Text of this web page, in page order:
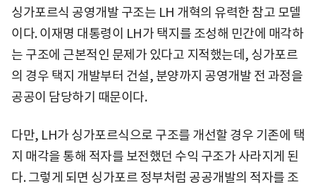
싱가포르식 공영개발 구조는 LH 개혁의 유력한 참고 모델
이다. 이재명 대통령이 LH가 택지를 조성해 민간에 매각하
는 구조에 근본적인 문제가 있다고 지적했는데, 싱가포르
의 경우 택지 개발부터 건설, 분양까지 공영개발 전 과정을
공공이 담당하기 때문이다.
다만, LH가 싱가포르식으로 구조를 개선할 경우 기존에 택
지 매각을 통해 적자를 보전했던 수익 구조가 사라지게 된
다. 그렇게 되면 싱가포르 정부처럼 공공개발의 적자를 조